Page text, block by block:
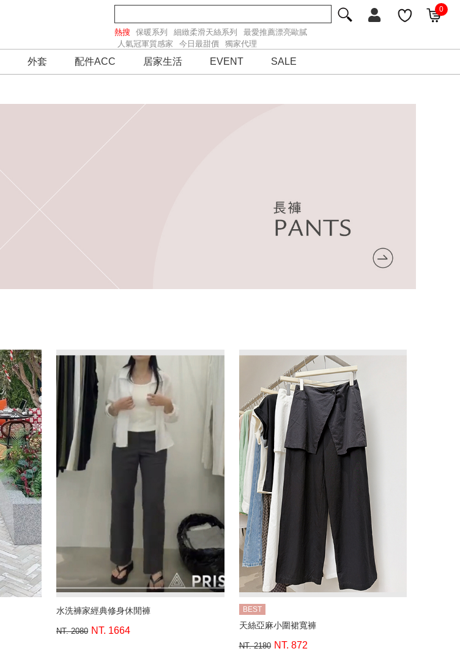
0
外套 配件ACC 居家生活 EVENT SALE
熱搜 保暖系列 細緻柔滑天絲系列
最愛推薦漂亮歐膩
人氣冠軍質感家
今日最甜價 獨家代理
水洗褲家經典修身休閒褲
NT. 2080 NT. 1664
BEST
天絲亞麻小圍裙寬褲
NT. 2180 NT. 872